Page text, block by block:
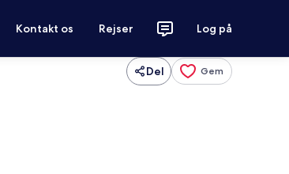
Kontakt os Rejser Log på
Del Gem